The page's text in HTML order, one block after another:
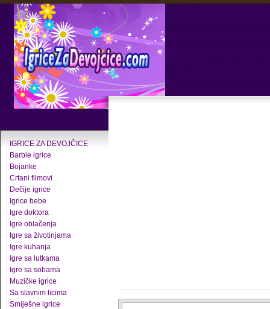
IGRICE ZA DEVOJČICE
Barbie igrice
Bojanke
Crtani filmovi
Dečije igrice
Igrice bebe
Igre doktora
Igre oblačenja
Igre sa životinjama
Igre kuhanja
Igre sa lutkama
Igre sa sobama
Muzičke igrice
Sa slavnim licima
Smiješne igrice